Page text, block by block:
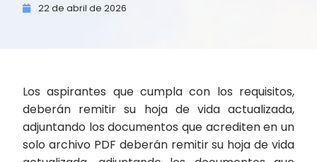
22 de abril de 2026
Los aspirantes que cumpla con los requisitos,
deberán remitir su hoja de vida actualizada,
adjuntando los documentos que acrediten en un
solo archivo PDF deberán remitir su hoja de vida